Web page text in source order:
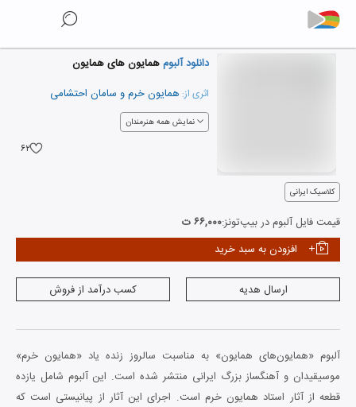
دانلود آلبومهمایون های همایون
اثری از: همایون خرمو سامان احتشامی
نمایش همه هنرمندان
۶۲
کلاسیک ایرانی
قیمت فایل آلبوم در بیپ‌تونز:۶۶,۰۰۰ ت
افزودن به سبد خرید
ارسال هدیه کسب درآمد از فروش
آلبوم «همایون‌های همایون» به مناسبت سالروز زنده یاد «همایون خرم»
موسیقیدان و آهنگساز بزرگ ایرانی منتشر شده است. این آلبوم شامل یازده
قطعه از آثار استاد همایون خرم است. اجرای این آثار از پیانیستی است که